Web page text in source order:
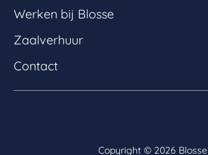
Werken bij Blosse
Zaalverhuur
Contact
Copyright © 2026 Blosse